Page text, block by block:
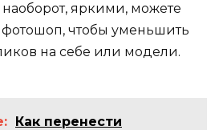
яркими, можете
фотошоп, чтобы уменьшить
на себе или модели.
Как перенести